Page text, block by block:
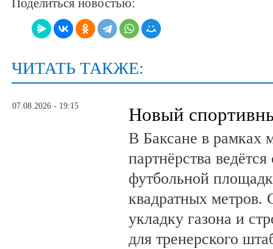
Поделиться новостью:
ЧИТАТЬ ТАКЖЕ:
07.08.2026 - 19:15 Новый
В Баксане в рамках
партнёрства
футбольной
квадратных метров.
укладку газона и
для тренерского